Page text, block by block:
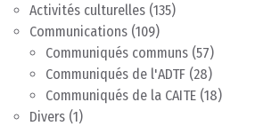
Activités culturelles (135)
Communications (109)
Communiqués communs (57)
Communiqués de l'ADTF (28)
Communiqués de la CAITE (18)
Divers (1)